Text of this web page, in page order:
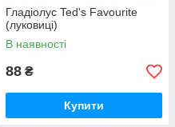
Гладіолус Ted's Favourite
(луковиці)
В наявності
88 ₴
Купити